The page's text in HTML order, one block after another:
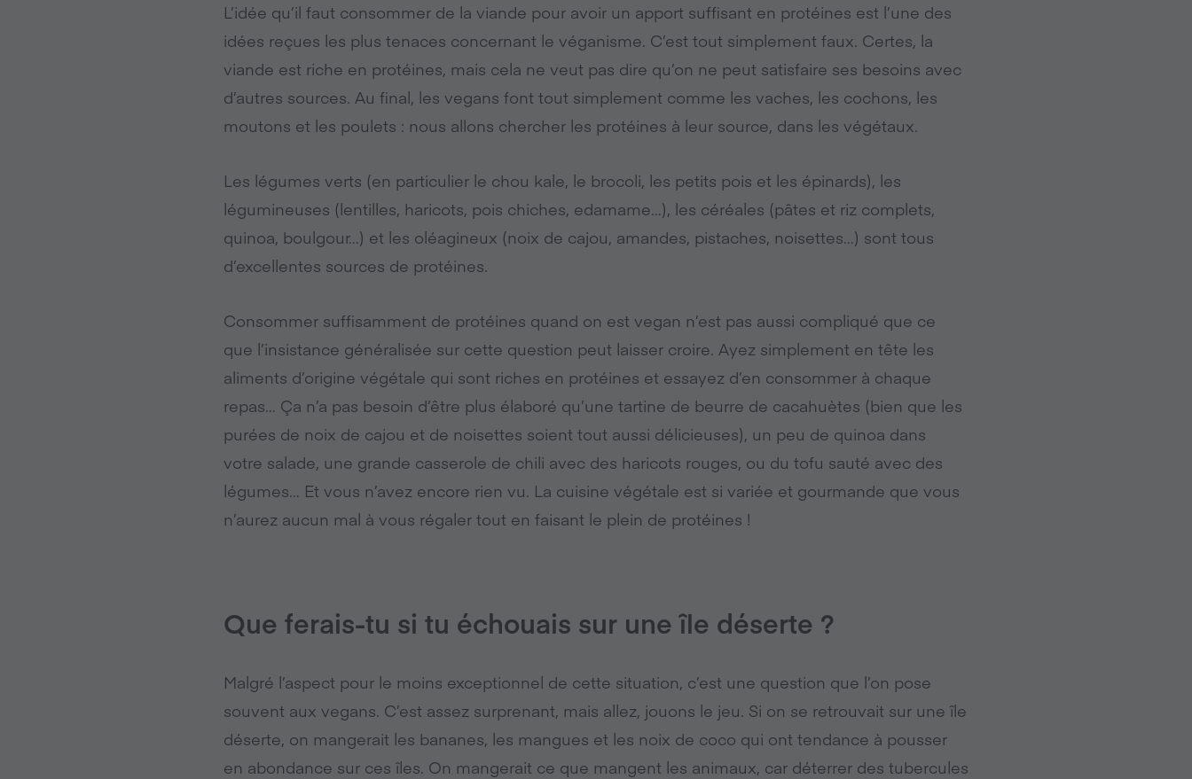
L’idée qu’il faut consommer de la viande pour avoir un apport suffisant en protéines est l’une des
idées reçues les plus tenaces concernant le véganisme. C’est tout simplement faux. Certes, la
viande est riche en protéines, mais cela ne veut pas dire qu’on ne peut satisfaire ses besoins avec
d’autres sources. Au final, les vegans font tout simplement comme les vaches, les cochons, les
moutons et les poulets : nous allons chercher les protéines à leur source, dans les végétaux.
Les légumes verts (en particulier le chou kale, le brocoli, les petits pois et les épinards), les
légumineuses (lentilles, haricots, pois chiches, edamame…), les céréales (pâtes et riz complets,
quinoa, boulgour…) et les oléagineux (noix de cajou, amandes, pistaches, noisettes…) sont tous
d’excellentes sources de protéines.
Consommer suffisamment de protéines quand on est vegan n’est pas aussi compliqué que ce
que l’insistance généralisée sur cette question peut laisser croire. Ayez simplement en tête les
aliments d’origine végétale qui sont riches en protéines et essayez d’en consommer à chaque
repas… Ça n’a pas besoin d’être plus élaboré qu’une tartine de beurre de cacahuètes (bien que les
purées de noix de cajou et de noisettes soient tout aussi délicieuses), un peu de quinoa dans
votre salade, une grande casserole de chili avec des haricots rouges, ou du tofu sauté avec des
légumes… Et vous n’avez encore rien vu. La cuisine végétale est si variée et gourmande que vous
n’aurez aucun mal à vous régaler tout en faisant le plein de protéines !
Que ferais-tu si tu échouais sur une île déserte ?
Malgré l’aspect pour le moins exceptionnel de cette situation, c’est une question que l’on pose
souvent aux vegans. C’est assez surprenant, mais allez, jouons le jeu. Si on se retrouvait sur une île
déserte, on mangerait les bananes, les mangues et les noix de coco qui ont tendance à pousser
en abondance sur ces îles. On mangerait ce que mangent les animaux, car déterrer des tubercules